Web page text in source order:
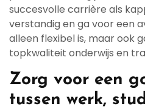
succesvolle carrière als
verstandig en ga voor een
alleen flexibel is, maar ook
topkwaliteit onderwijs en
Zorg voor een
tussen werk,